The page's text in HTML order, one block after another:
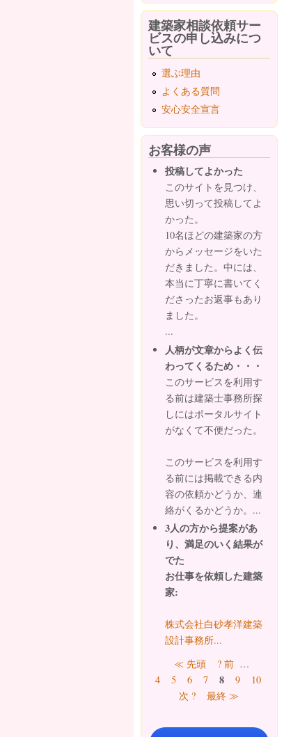
建築家相談依頼サー
ビスの申し込みにつ
いて
選ぶ理由
よくある質問
安心安全宣言
お客様の声
投稿してよかった
このサイトを見つけ、
思い切って投稿してよ
かった。
10名ほどの建築家の方
からメッセージをいた
だきました。中には、
本当に丁寧に書いてく
ださったお返事もあり
ました。
...
人柄が文章からよく伝
わってくるため・・・
このサービスを利用す
る前は建築士事務所探
しにはポータルサイト
がなくて不便だった。
このサービスを利用す
る前には掲載できる内
容の依頼かどうか、連
絡がくるかどうか。...
3人の方から提案があ
り、満足のいく結果が
でた
お仕事を依頼した建築
家:
株式会社白砂孝洋建築
設計事務所...
ページ≪ 先頭 ? 前 …
4
5 6 7 8 9 10
次 ?
最終 ≫